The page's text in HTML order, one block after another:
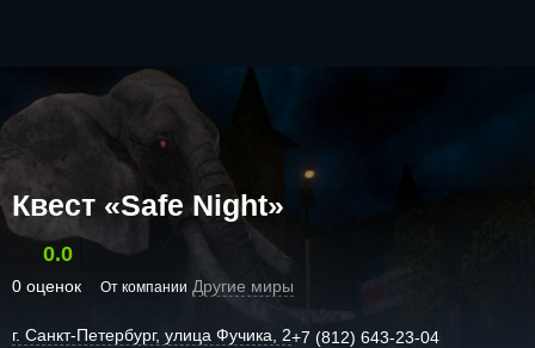
Квест «Safe Night»
0.0
0 оценок От компании Другие миры
г. Санкт-Петербург, улица Фучика, 2+7 (812) 643-23-04